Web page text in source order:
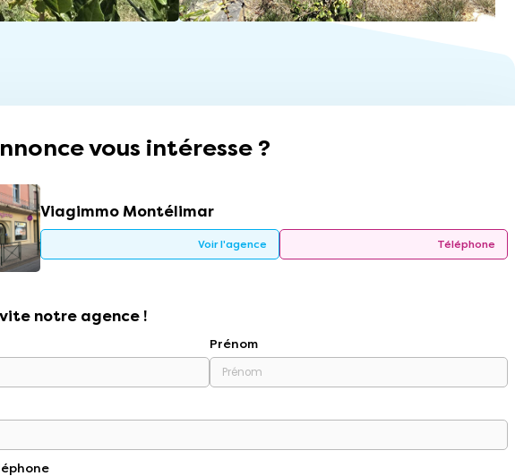
vous intéresse ?
Viagimmo Montélimar
Voir l'agence Téléphone
notre agence !
Prénom